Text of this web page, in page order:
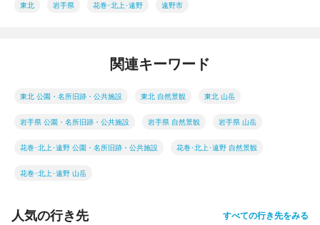
東北 岩手県 花巻･北上･遠野 遠野市
関連キーワード
東北 公園・名所旧跡・公共施設 東北 自然景観 東北 山岳
岩手県 公園・名所旧跡・公共施設 岩手県 自然景観 岩手県 山岳
花巻･北上･遠野 公園・名所旧跡・公共施設 花巻･北上･遠野 自然景観
花巻･北上･遠野 山岳
人気の行き先 すべての行き先をみる